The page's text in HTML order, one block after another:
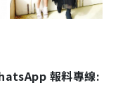
報料專線: